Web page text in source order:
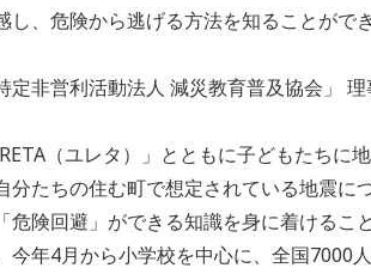
し、危険から逃げる方法を知ることがで
定非営利活動法人 減災教育普及協会」
（ユレタ）」とともに子どもたち
分たちの住む町で想定されている地震
険回避」ができる知識を身に着けるこ
今年4月から小学校を中心に、全国7000